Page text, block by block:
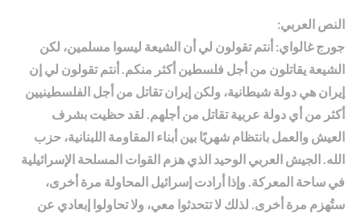
النص العربي:
جورج غالواي: أنتم تقولون لي أن الشيعة ليسوا مسلمين، لكن
الشيعة يقاتلون من أجل فلسطين أكثر منكم. أنتم تقولون لي إن
إيران هي دولة شيطانية، ولكن إيران تقاتل من أجل الفلسطينيين
أكثر من أي دولة عربية تقاتل من أجلهم. لقد حظيت بشرف
العيش والعمل بانتظام شهريًا بين أبناء المقاومة اللبنانية، حزب
الله. الجيش العربي الوحيد الذي هزم القوات المسلحة الإسرائيلية
في ساحة المعركة. وإذا أرادت إسرائيل المحاولة مرة أخرى،
ستُهزم مرة أخرى. لذلك لا تتحدثوا معي، ولا تحاولوا إبعادي عن